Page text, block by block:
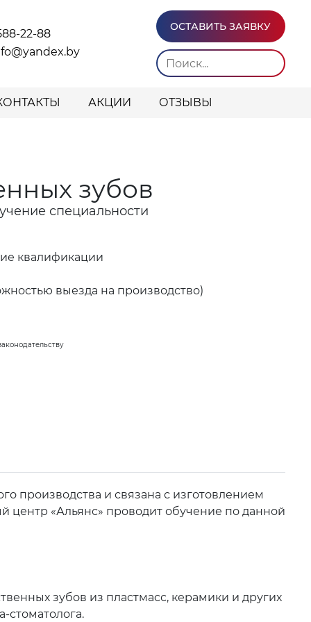
22-88
ОСТАВИТЬ ЗАЯВКУ
АКЦИИ ОТЗЫВЫ
зубов
специальности
квалификации
выезда на производство)
производства и связана с изготовлением
центр «Альянс» проводит обучение по данной
зубов из пластмасс, керамики и других
стоматолога.